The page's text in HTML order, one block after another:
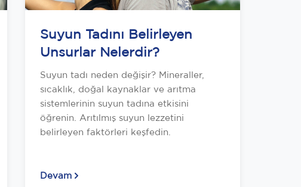
Suyun Tadını Belirleyen
Unsurlar Nelerdir?
Suyun tadı neden değişir? Mineraller,
sıcaklık, doğal kaynaklar ve arıtma
sistemlerinin suyun tadına etkisini
öğrenin. Arıtılmış suyun lezzetini
belirleyen faktörleri keşfedin.
Devam